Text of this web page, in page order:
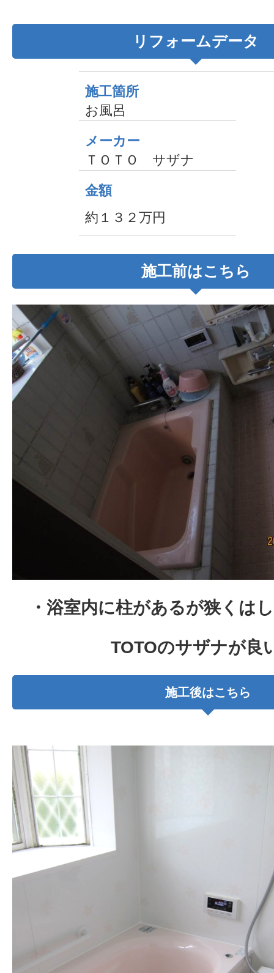
リフォームデータ
施工箇所
お風呂
メーカー
ＴＯＴＯ サザナ
金額
約１３２万円
施工前はこちら
・浴室内に柱があるが狭くは
TOTOのサザナが良
施工後はこちら